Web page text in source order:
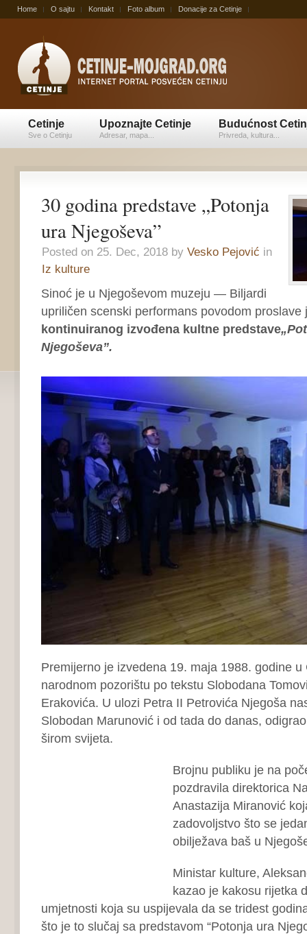
Home O sajtu Kontakt Foto album Donacije za Cetinje
Cetinje
Sve o Cetinju
Upoznajte Cetinje
Adresar, mapa...
Budućnost
Privreda, kultura...
30 godina predstave „Potonja
ura Njegoševa”
Posted on 25. Dec, 2018 by Vesko Pejović in
Iz kulture
Sinoć je u Njegoševom muzeju — Biljardi
upriličen scenski performans povodom
kontinuiranog izvođena kultne predstave
Njegoševa”.
Premijerno je izvedena 19. maja 1988. godine u
narodnom pozorištu po tekstu Slobodana
Erakovića. U ulozi Petra II Petrovića Njegoša
Slobodan Marunović i od tada do danas,
širom svijeta.
Brojnu publiku je na
pozdravila direktorica
Anastazija Miranović
zadovoljstvo što se
obilježava baš u
Ministar kulture,
kazao je kakosu rijetka
umjetnosti koja su uspijevala da se tridest
što je to slučaj sa predstavom “Potonja ura